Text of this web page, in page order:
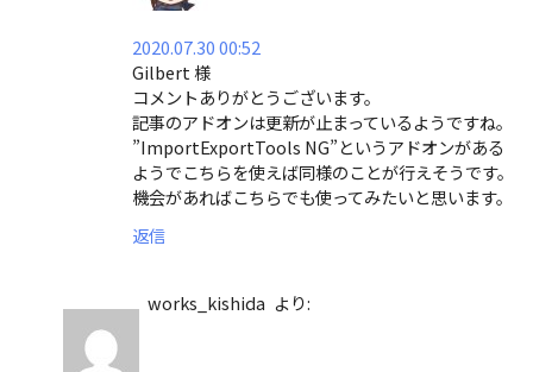
2020.07.30 00:52
Gilbert 様
コメントありがとうございます。
記事のアドオンは更新が止まっているようですね。
”ImportExportTools NG”というアドオンがある
ようでこちらを使えば同様のことが行えそうです。
機会があればこちらでも使ってみたいと思います。
返信
works_kishida より: